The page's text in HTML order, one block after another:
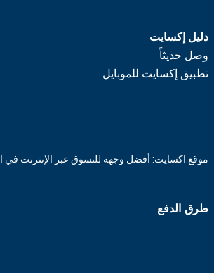
دليل إكسايت
وصل حديثاً
تطبيق إكسايت للموبايل
موقع اكسايت: أفضل وجهة للتسوق عبر الإنترنت في
طرق الدفع